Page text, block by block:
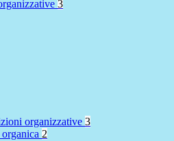
3
organizzative 3
2